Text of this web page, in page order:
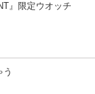
』限定ウオッチ